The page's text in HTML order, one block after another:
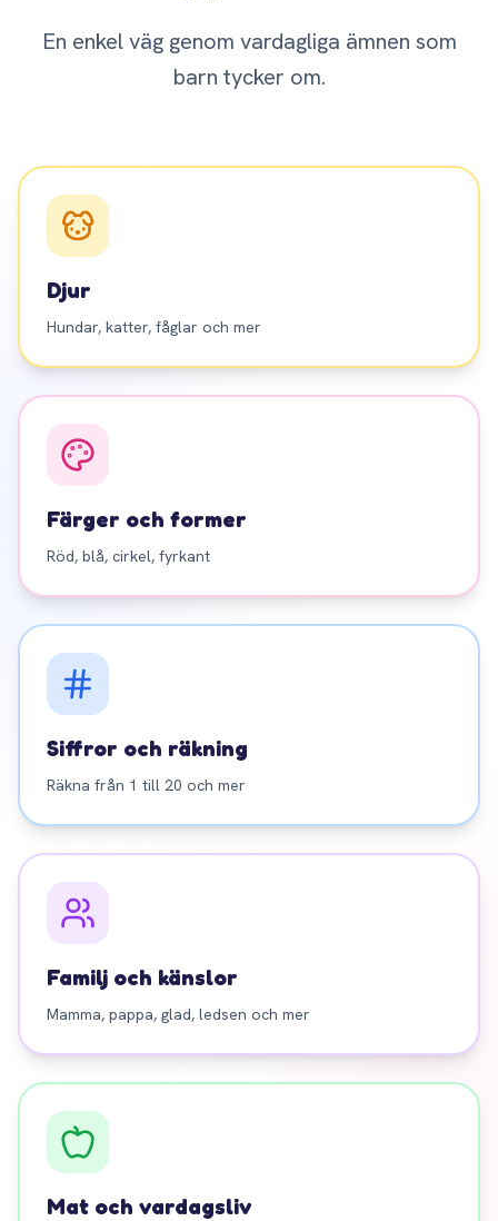
En enkel väg genom vardagliga ämnen som
barn tycker om.
Djur
Hundar, katter, fåglar och mer
Färger och former
Röd, blå, cirkel, fyrkant
Siffror och räkning
Räkna från 1 till 20 och mer
Familj och känslor
Mamma, pappa, glad, ledsen och mer
Mat och vardagsliv